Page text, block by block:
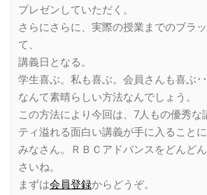
プレゼンしていただく。
さらにさらに、実際の授業までのブラ
て、
講義日となる。
学生喜ぶ。私も喜ぶ。会員さんも喜ぶ･･
なんて素晴らしい方法なんでしょう。
この方法により今回は、7人もの優秀な
ティ溢れる面白い講義が手に入ることに
みなさん。ＲＢＣアドバンスをどんど
さいね。
まずは会員登録からどうぞ。